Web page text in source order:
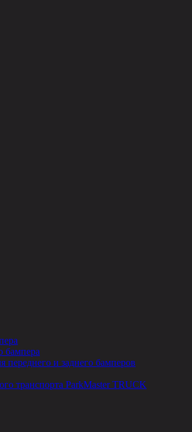
бампера
переднего и заднего бамперов
транспорта ParkMaster TRUCK